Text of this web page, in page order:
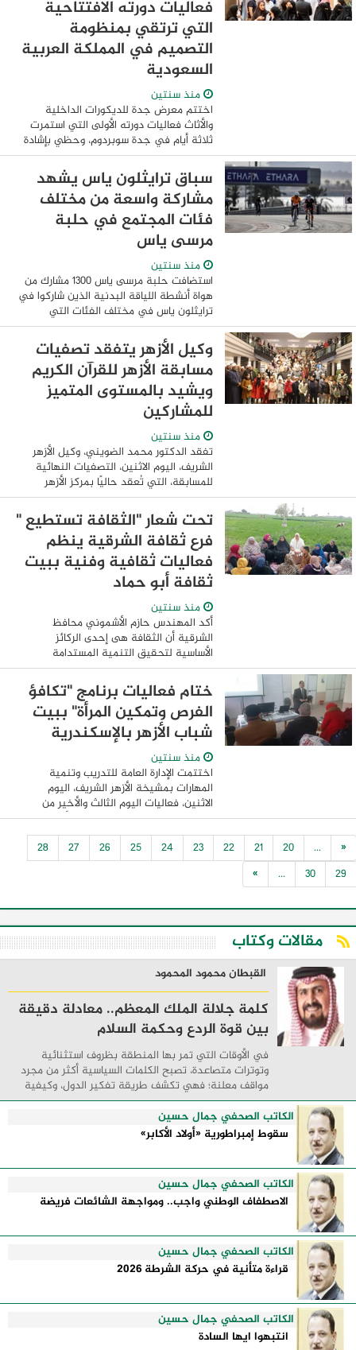
فعاليات دورته الافتتاحية
التي ترتقي بمنظومة
التصميم في المملكة العربية
السعودية
منذ سنتين
اختتم معرض جدة للديكورات الداخلية
والأثاث فعاليات دورته الأولى التي استمرت
ثلاثة أيام في جدة سوبردوم، وحظي بإشادة
واسعة من كبار المتخصصين في القطاع
بالمملكة العربية السعودية، حيث اعتبروه
منصة مثالية ...
سباق ترايثلون ياس يشهد
مشاركة واسعة من مختلف
فئات المجتمع في حلبة
مرسى ياس
منذ سنتين
استضافت حلبة مرسى ياس 1300 مشارك من
هواة أنشطة اللياقة البدنية الذين شاركوا في
ترايثلون ياس في مختلف الفئات التي
تتضمن سباقات التتابع والسباقات الفردية،
بالإضافة إلى فئات أولمبيك أكوا بايك،
وسبرينت ...
وكيل الأزهر يتفقد تصفيات
مسابقة الأزهر للقرآن الكريم
ويشيد بالمستوى المتميز
للمشاركين
منذ سنتين
تفقد الدكتور محمد الضويني، وكيل الأزهر
الشريف، اليوم الاثنين، التصفيات النهائية
للمسابقة، التي تُعقد حاليًا بمركز الأزهر
للمؤتمرات بمدينة نصر، ويشارك في تصفيات
اليوم المتسابقين من محافظات الجيزة، ...
تحت شعار "الثقافة تستطيع "
فرع ثقافة الشرقية ينظم
فعاليات ثقافية وفنية ببيت
ثقافة أبو حماد
منذ سنتين
أكد المهندس حازم الأشموني محافظ
الشرقية أن الثقافة هى إحدى الركائز
الأساسية لتحقيق التنمية المستدامة
بإعتبارها المكون الرئيسى الداعم لبناء
شخصية المواطن المصرى مشيراً إلى الدور
المهم الذى تقوم به ...
ختام فعاليات برنامج "تكافؤ
الفرص وتمكين المرأة" ببيت
شباب الأزهر بالإسكندرية
منذ سنتين
اختتمت الإدارة العامة للتدريب وتنمية
المهارات بمشيخة الأزهر الشريف، اليوم
الاثنين، فعاليات اليوم الثالث والأخير من
برنامج "تكافؤ الفرص وتمكين المرأة"، والذي
أقيم ببيت شباب الأزهر بالإسكندرية، تحت ...
«
...
20
21
22
23
24
25
26
27
28
29
30
...
»
مقالات وكتاب
القبطان محمود المحمود
كلمة جلالة الملك المعظم.. معادلة دقيقة
بين قوة الردع وحكمة السلام
في الأوقات التي تمر بها المنطقة بظروف استثنائية
وتوترات متصاعدة، تصبح الكلمات السياسية أكثر من مجرد
مواقف معلنة؛ فهي تكشف طريقة تفكير الدول، وكيفية
إدارتها للأزمات، والحدود التي تفصل بين القوة ...
الكاتب الصحفي جمال حسين
سقوط إمبراطورية «أولاد الأكابر»
الكاتب الصحفي جمال حسين
الاصطفاف الوطني واجب.. ومواجهة الشائعات فريضة
الكاتب الصحفي جمال حسين
قراءة متأنية في حركة الشرطة 2026
الكاتب الصحفي جمال حسين
انتبهوا ايها السادة